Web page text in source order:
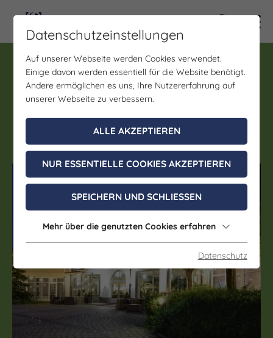
Workshop
Teambuilding:
Bogenschießen im Atrium
Hotel Amadeus Osterfeld
Datenschutzeinstellungen
Auf unserer Webseite werden Cookies verwendet.
Einige davon werden essentiell für die Website benötigt.
Andere ermöglichen es uns, Ihre Nutzererfahrung auf
unserer Webseite zu verbessern.
ALLE AKZEPTIEREN
NUR ESSENTIELLE COOKIES AKZEPTIEREN
SPEICHERN UND SCHLIESSEN
Mehr über die genutzten Cookies erfahren
Datenschutz